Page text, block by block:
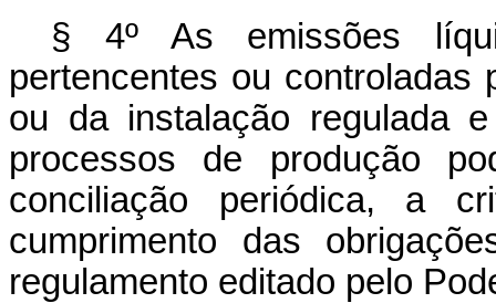
§ 4º As emissões
pertencentes ou controladas
ou da instalação regulada
processos de produção
conciliação periódica, a
cumprimento das
regulamento editado pelo